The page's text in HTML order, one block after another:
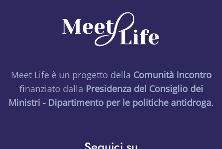
Meet Life è un progetto della Comunità Incontro
finanziato dalla Presidenza del Consiglio dei
Ministri - Dipartimento per le politiche antidroga.